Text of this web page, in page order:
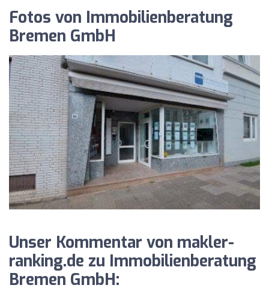
Fotos von Immobilienberatung
Bremen GmbH
Unser Kommentar von makler-
ranking.de zu Immobilienberatung
Bremen GmbH: